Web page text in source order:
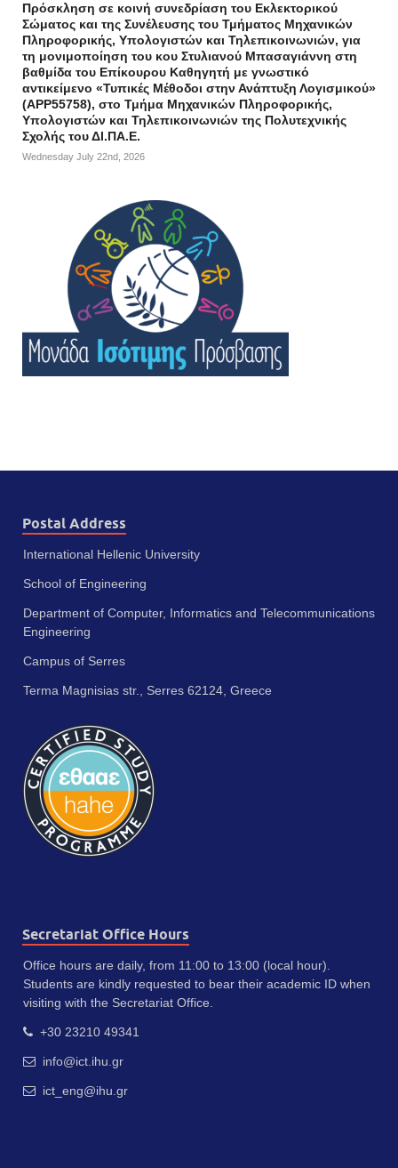
Πρόσκληση σε κοινή συνεδρίαση του Εκλεκτορικού
Σώματος και της Συνέλευσης του Τμήματος Μηχανικών
Πληροφορικής, Υπολογιστών και Τηλεπικοινωνιών, για
τη μονιμοποίηση του κου Στυλιανού Μπασαγιάννη στη
βαθμίδα του Επίκουρου Καθηγητή με γνωστικό
αντικείμενο «Τυπικές Μέθοδοι στην Ανάπτυξη Λογισμικού»
(APP55758), στο Τμήμα Μηχανικών Πληροφορικής,
Υπολογιστών και Τηλεπικοινωνιών της Πολυτεχνικής
Σχολής του ΔΙ.ΠΑ.Ε.
Wednesday July 22nd, 2026
Postal Address
International Hellenic University
School of Engineering
Department of Computer, Informatics and Telecommunications
Engineering
Campus of Serres
Terma Magnisias str., Serres 62124, Greece
Secretariat Office Hours
Office hours are daily, from 11:00 to 13:00 (local hour).
Students are kindly requested to bear their academic ID when
visiting with the Secretariat Office.
+30 23210 49341
info@ict.ihu.gr
ict_eng@ihu.gr